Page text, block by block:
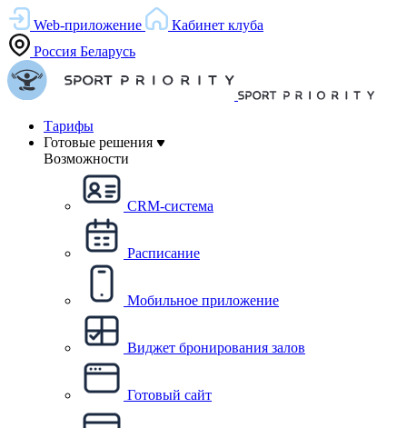
Web-приложение
Кабинет клуба
Россия Беларусь
Тарифы
Готовые решения
Возможности
CRM-система
Расписание
Мобильное приложение
Виджет бронирования залов
Готовый сайт